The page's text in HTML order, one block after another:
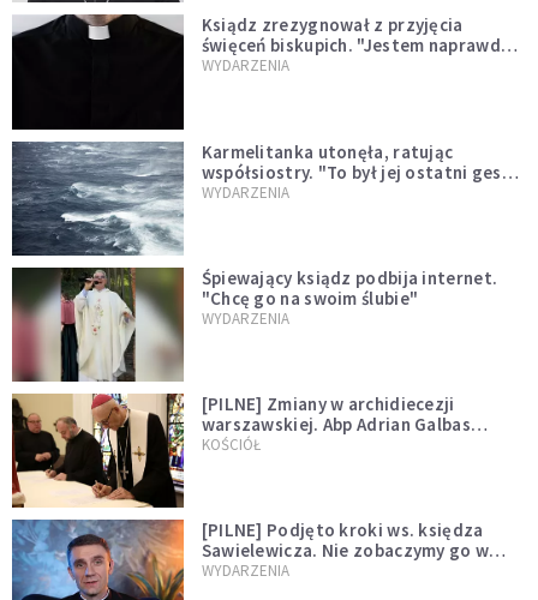
Ksiądz zrezygnował z przyjęcia
święceń biskupich. "Jestem naprawdę
niegodny"
WYDARZENIA
Karmelitanka utonęła, ratując
współsiostry. "To był jej ostatni gest
miłości"
WYDARZENIA
Śpiewający ksiądz podbija internet.
"Chcę go na swoim ślubie"
WYDARZENIA
[PILNE] Zmiany w archidiecezji
warszawskiej. Abp Adrian Galbas
wręczył dekrety nowym proboszczom
KOŚCIÓŁ
[PILNE] Podjęto kroki ws. księdza
Sawielewicza. Nie zobaczymy go w
mediach
WYDARZENIA